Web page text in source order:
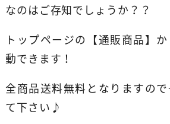
なのはご存知でしょうか？？
トップページの【通販商品】
動できます！
全商品送料無料となりますの
て下さい♪